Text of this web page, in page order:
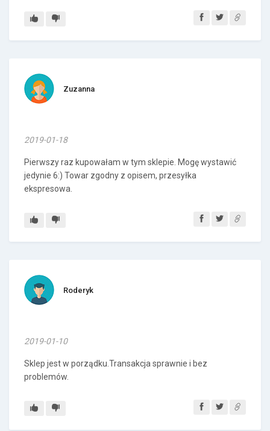
Zuzanna
2019-01-18
Pierwszy raz kupowałam w tym sklepie. Mogę wystawić
jedynie 6:) Towar zgodny z opisem, przesyłka
ekspresowa.
Roderyk
2019-01-10
Sklep jest w porządku.Transakcja sprawnie i bez
problemów.